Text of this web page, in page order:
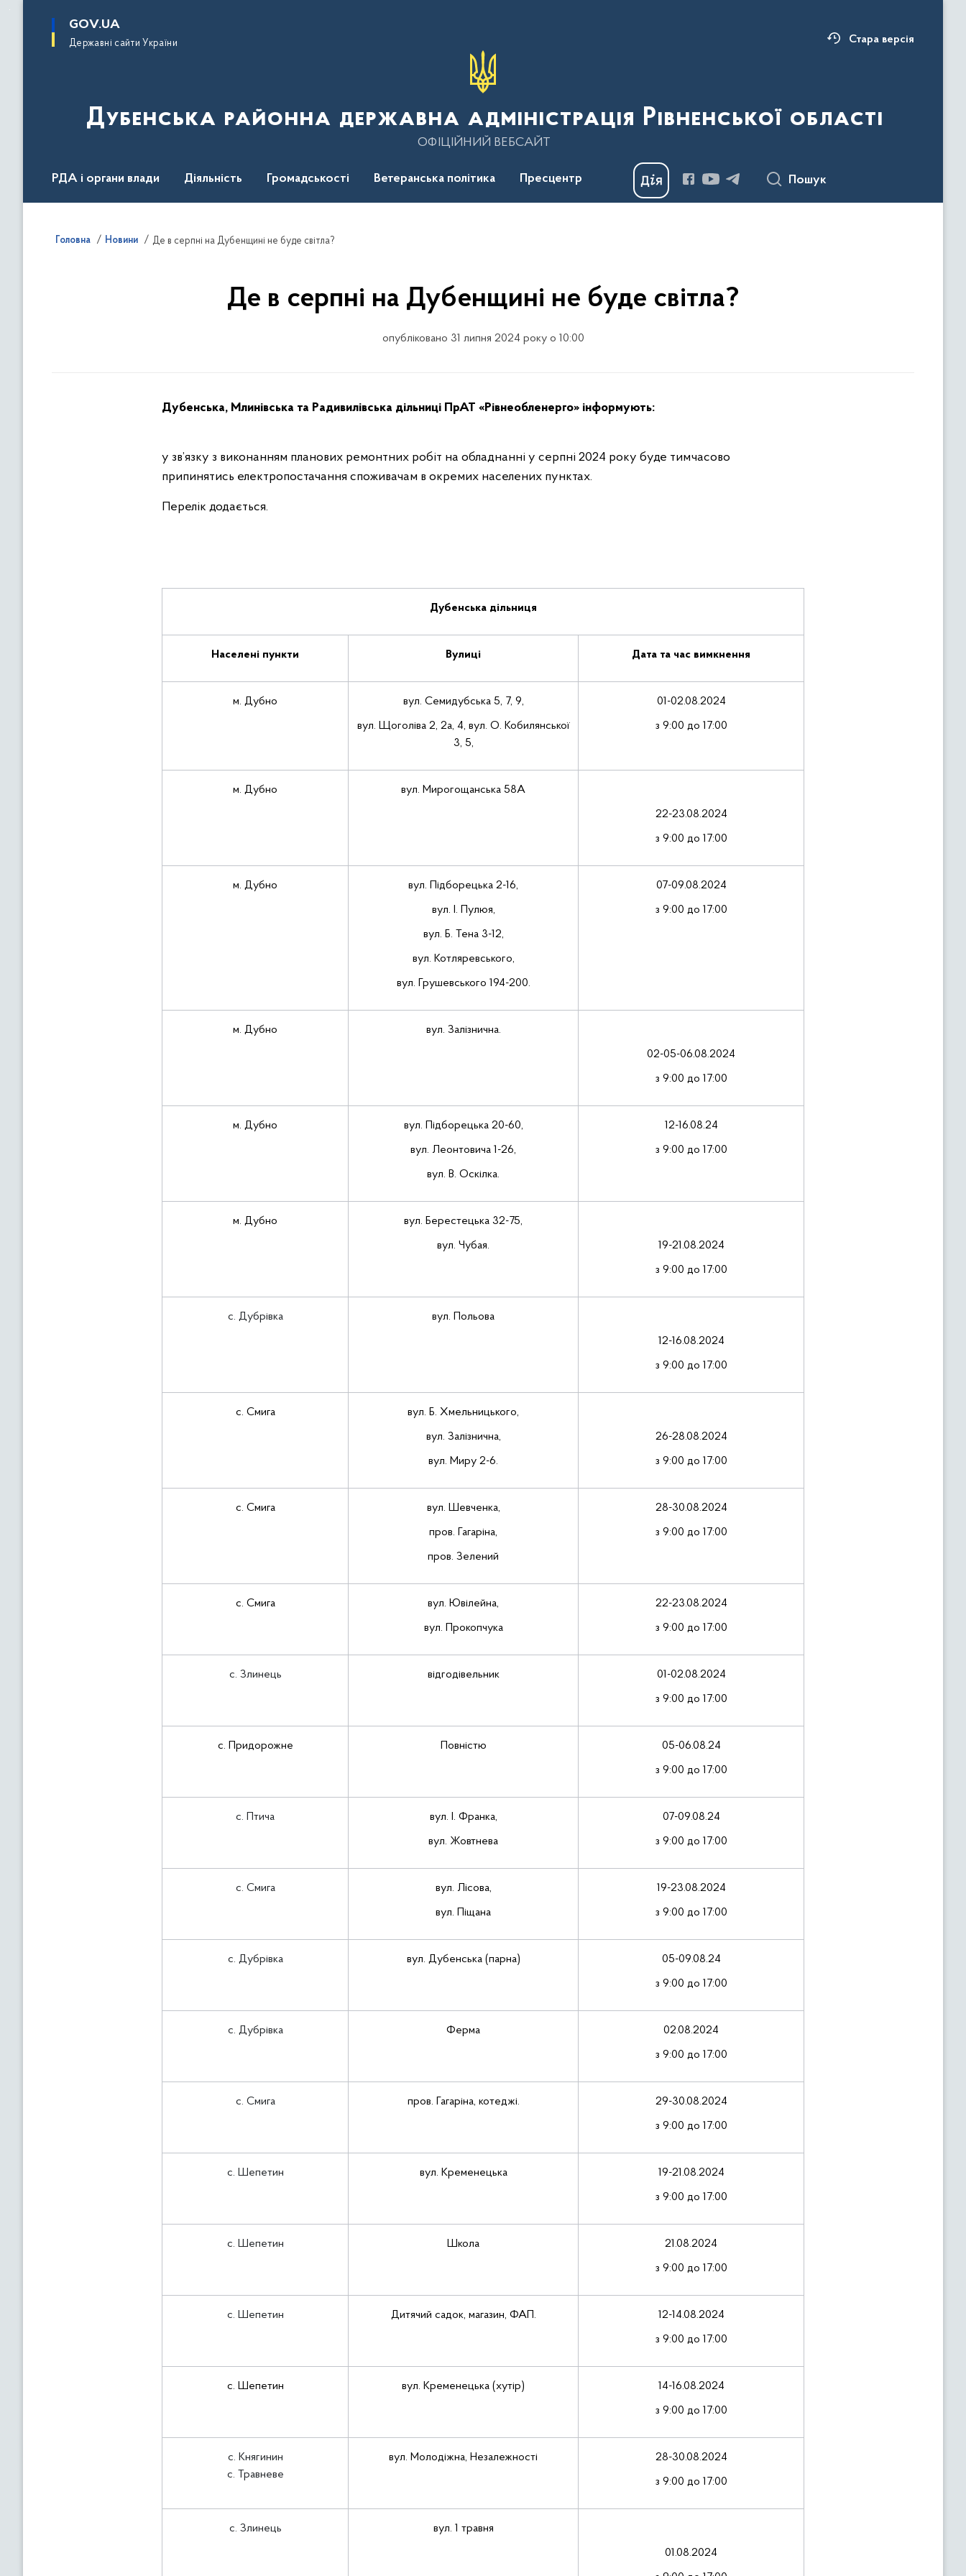
основного
GOV.UA
Державні сайти України Стара версія
Дубенська районна державна адміністрація Рівненської області
ОФІЦІЙНИЙ ВЕБСАЙТ
РДА і органи влади Діяльність Громадськості Ветеранська політика Пресцентр Пошук
Головна Новини Де в серпні на Дубенщині не буде світла?
Де в серпні на Дубенщині не буде світла?
опубліковано 31 липня 2024 року о 10:00
Дубенська, Млинівська та Радивилівська дільниці ПрАТ «Рівнеобленерго» інформують:
у зв’язку з виконанням планових ремонтних робіт на обладнанні у серпні 2024 року буде тимчасово
припинятись електропостачання споживачам в окремих населених пунктах.
Перелік додається.
Дубенська дільниця
Населені пункти Вулиці Дата та час вимкнення
м. Дубно вул. Семидубська 5, 7, 9,
вул. Щоголіва 2, 2а, 4, вул. О. Кобилянської
3, 5,
01-02.08.2024
з 9:00 до 17:00
м. Дубно вул. Мирогощанська 58А
22-23.08.2024
з 9:00 до 17:00
м. Дубно вул. Підборецька 2-16,
вул. І. Пулюя,
вул. Б. Тена 3-12,
вул. Котляревського,
вул. Грушевського 194-200.
07-09.08.2024
з 9:00 до 17:00
м. Дубно вул. Залізнична.
02-05-06.08.2024
з 9:00 до 17:00
м. Дубно вул. Підборецька 20-60,
вул. Леонтовича 1-26,
вул. В. Оскілка.
12-16.08.24
з 9:00 до 17:00
м. Дубно вул. Берестецька 32-75,
вул. Чубая. 19-21.08.2024
з 9:00 до 17:00
с. Дубрівка вул. Польова
12-16.08.2024
з 9:00 до 17:00
с. Смига вул. Б. Хмельницького,
вул. Залізнична,
вул. Миру 2-6.
26-28.08.2024
з 9:00 до 17:00
с. Смига вул. Шевченка,
пров. Гагаріна,
пров. Зелений
28-30.08.2024
з 9:00 до 17:00
с. Смига вул. Ювілейна,
вул. Прокопчука
22-23.08.2024
з 9:00 до 17:00
с. Злинець відгодівельник 01-02.08.2024
з 9:00 до 17:00
с. Придорожне Повністю 05-06.08.24
з 9:00 до 17:00
с. Птича вул. І. Франка,
вул. Жовтнева
07-09.08.24
з 9:00 до 17:00
с. Смига вул. Лісова,
вул. Піщана
19-23.08.2024
з 9:00 до 17:00
с. Дубрівка вул. Дубенська (парна) 05-09.08.24
з 9:00 до 17:00
с. Дубрівка Ферма 02.08.2024
з 9:00 до 17:00
с. Смига пров. Гагаріна, котеджі. 29-30.08.2024
з 9:00 до 17:00
с. Шепетин вул. Кременецька 19-21.08.2024
з 9:00 до 17:00
с. Шепетин Школа 21.08.2024
з 9:00 до 17:00
с. Шепетин Дитячий садок, магазин, ФАП. 12-14.08.2024
з 9:00 до 17:00
с. Шепетин вул. Кременецька (хутір) 14-16.08.2024
з 9:00 до 17:00
с. Княгинин
с. Травневе
вул. Молодіжна, Незалежності 28-30.08.2024
з 9:00 до 17:00
с. Злинець вул. 1 травня
01.08.2024